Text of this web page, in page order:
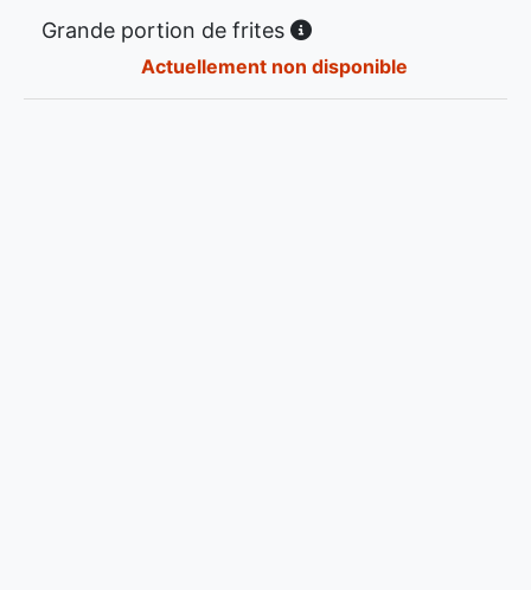
Grande portion de frites
Actuellement non disponible